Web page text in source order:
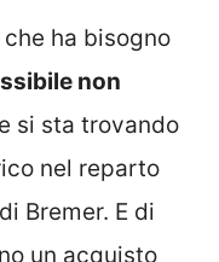
ha bisogno
non
si sta trovando
nel reparto
Bremer. E di
un acquisto